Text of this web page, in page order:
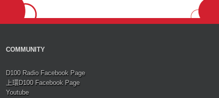
COMMUNITY
D100 Radio Facebook Page
上環D100 Facebook Page
Youtube